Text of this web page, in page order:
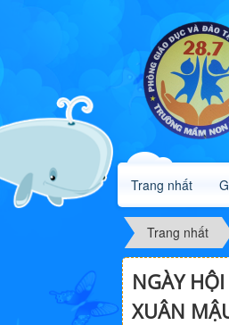
Trang nhất
Trang nhất
NGÀY
XUÂN